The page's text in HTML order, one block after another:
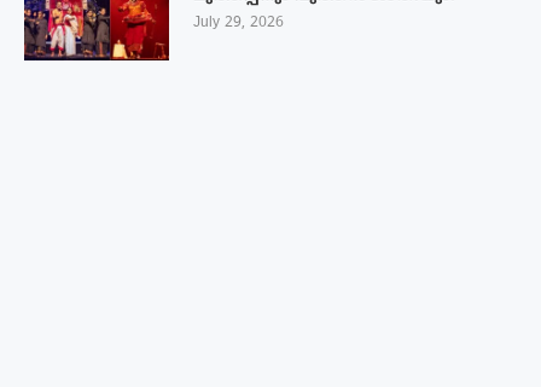
July 29, 2026